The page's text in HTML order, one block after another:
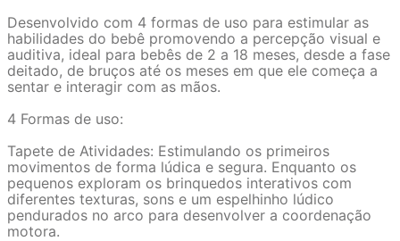
Desenvolvido com 4 formas de uso para estimular as
habilidades do bebê promovendo a percepção visual e
auditiva, ideal para bebês de 2 a 18 meses, desde a fase
deitado, de bruços até os meses em que ele começa a
sentar e interagir com as mãos.
4 Formas de uso:
Tapete de Atividades: Estimulando os primeiros
movimentos de forma lúdica e segura. Enquanto os
pequenos exploram os brinquedos interativos com
diferentes texturas, sons e um espelhinho lúdico
pendurados no arco para desenvolver a coordenação
motora.